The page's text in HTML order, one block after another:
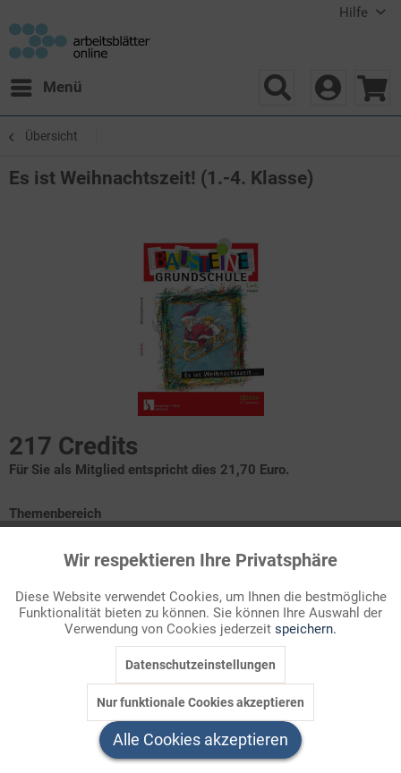
Hilfe
Menü
Übersicht
Es ist Weihnachtszeit! (1.-4. Klasse)
217 Credits
Für Sie als Mitglied entspricht dies 21,70 Euro.
Themenbereich
Baustein 2: Wer knackt die Nuss
Baustein 3: Sternengeflüster
Baustein 4: Vom Nikolaus
Baustein 5: Aus der Weihnachtsbäckerei
Baustein 6: Engelhaftes
Baustein 7: Morgen kommt der Weihnachtsmann
Baustein 8: O Tannenbaum
Was macht Weihnachten aus? Sicher sind es die Gechenke,
Funktionale Aktiv
Marketing Inaktiv
Inaktiv
Wir respektieren Ihre Privatsphäre
Diese Website verwendet Cookies, um Ihnen die bestmögliche
Funktionalität bieten zu können. Sie können Ihre Auswahl der
Verwendung von Cookies jederzeit speichern.
Datenschutzeinstellungen
Nur funktionale Cookies akzeptieren
Alle Cookies akzeptieren